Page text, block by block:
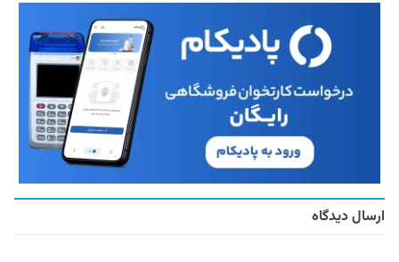
ارسال دیدگاه